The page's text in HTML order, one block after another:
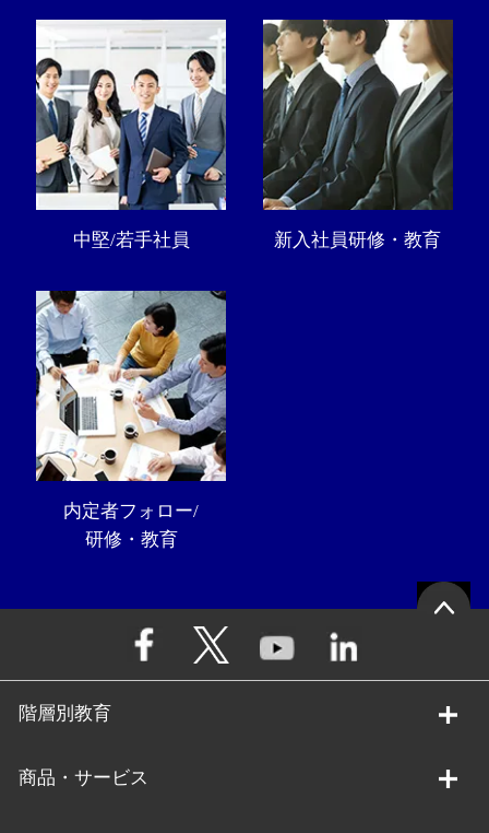
中堅/若手社員 新入社員研修・教育
内定者フォロー/
研修・教育
階層別教育
商品・サービス